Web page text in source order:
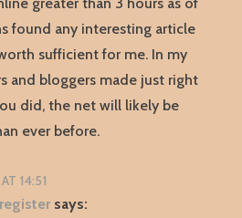
found any interesting article
sufficient for me. In my
and bloggers made just right
did, the net will likely be
ever before.
14:51
says: